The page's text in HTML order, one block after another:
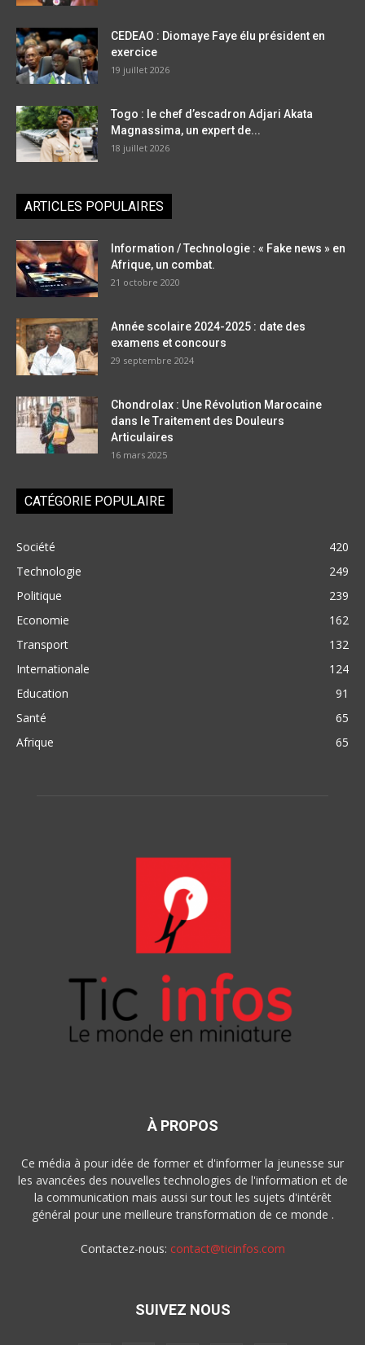
CEDEAO : Diomaye Faye élu président en
exercice
19 juillet 2026
Togo : le chef d’escadron Adjari Akata
Magnassima, un expert de...
18 juillet 2026
ARTICLES POPULAIRES
Information / Technologie : « Fake news » en
Afrique, un combat.
21 octobre 2020
Année scolaire 2024-2025 : date des
examens et concours
29 septembre 2024
Chondrolax : Une Révolution Marocaine
dans le Traitement des Douleurs
Articulaires
16 mars 2025
CATÉGORIE POPULAIRE
Société
420
Technologie
249
Politique
239
Economie
162
Transport
132
Internationale
124
Education
91
Santé
65
Afrique
65
À PROPOS
Ce média à pour idée de former et d'informer la jeunesse sur
les avancées des nouvelles technologies de l'information et de
la communication mais aussi sur tout les sujets d'intérêt
général pour une meilleure transformation de ce monde .
Contactez-nous: contact@ticinfos.com
SUIVEZ NOUS